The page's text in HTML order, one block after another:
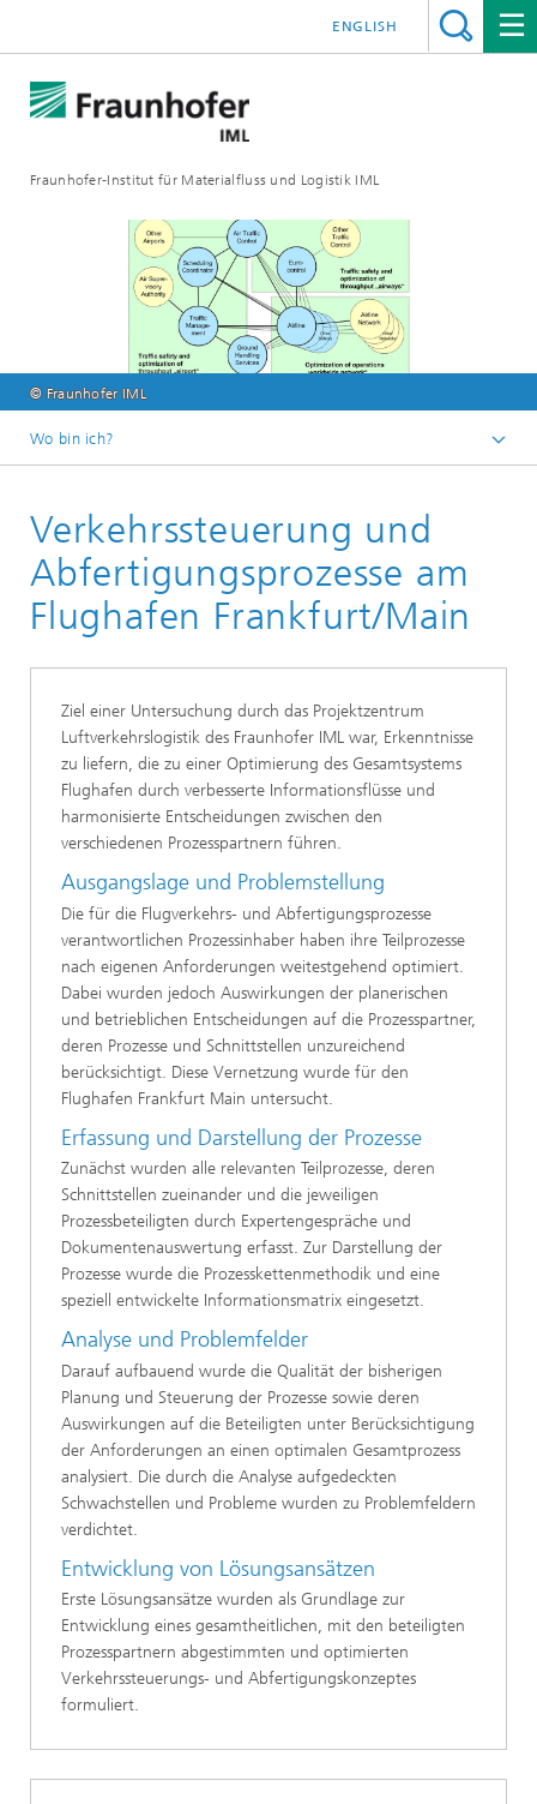
Fraunhofer-Institut für Materialfluss und Logistik IML
ENGLISH
© Fraunhofer IML
Wo bin ich?
Abteilungen
Logistik, Verkehr und Umwelt
Luftverkehrslogistik
Luftverkehrslogistik Dienstleistungen
Verkehrssteuerung und
Abfertigungsprozesse am
Flughafen Frankfurt/Main
Ziel einer Untersuchung durch das Projektzentrum
Luftverkehrslogistik des Fraunhofer IML war, Erkenntnisse
zu liefern, die zu einer Optimierung des Gesamtsystems
Flughafen durch verbesserte Informationsflüsse und
harmonisierte Entscheidungen zwischen den
verschiedenen Prozesspartnern führen.
Ausgangslage und Problemstellung
Die für die Flugverkehrs- und Abfertigungsprozesse
verantwortlichen Prozessinhaber haben ihre Teilprozesse
nach eigenen Anforderungen weitestgehend optimiert.
Dabei wurden jedoch Auswirkungen der planerischen
und betrieblichen Entscheidungen auf die Prozesspartner,
deren Prozesse und Schnittstellen unzureichend
berücksichtigt. Diese Vernetzung wurde für den
Flughafen Frankfurt Main untersucht.
Erfassung und Darstellung der Prozesse
Zunächst wurden alle relevanten Teilprozesse, deren
Schnittstellen zueinander und die jeweiligen
Prozessbeteiligten durch Expertengespräche und
Dokumentenauswertung erfasst. Zur Darstellung der
Prozesse wurde die Prozesskettenmethodik und eine
speziell entwickelte Informationsmatrix eingesetzt.
Analyse und Problemfelder
Darauf aufbauend wurde die Qualität der bisherigen
Planung und Steuerung der Prozesse sowie deren
Auswirkungen auf die Beteiligten unter Berücksichtigung
der Anforderungen an einen optimalen Gesamtprozess
analysiert. Die durch die Analyse aufgedeckten
Schwachstellen und Probleme wurden zu Problemfeldern
verdichtet.
Entwicklung von Lösungsansätzen
Erste Lösungsansätze wurden als Grundlage zur
Entwicklung eines gesamtheitlichen, mit den beteiligten
Prozesspartnern abgestimmten und optimierten
Verkehrssteuerungs- und Abfertigungskonzeptes
formuliert.